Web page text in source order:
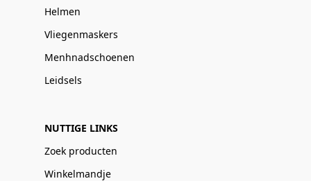
Helmen
Vliegenmaskers
Menhnadschoenen
Leidsels
NUTTIGE LINKS
Zoek producten
Winkelmandje